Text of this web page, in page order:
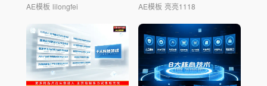
AE模板 lilongfei AE模板 亮亮1118